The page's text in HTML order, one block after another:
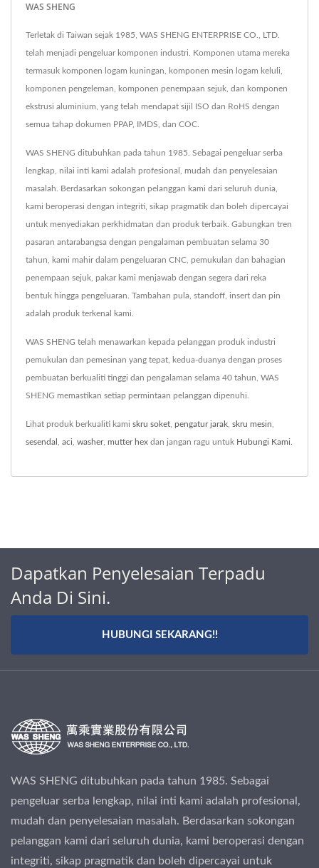
WAS SHENG
Terletak di Taiwan sejak 1985, WAS SHENG ENTERPRISE CO., LTD.
telah menjadi pengeluar komponen industri. Komponen utama mereka
termasuk komponen logam kuningan, komponen mesin logam keluli,
komponen pengeleman, komponen penempaan sejuk, dan komponen
ekstrusi aluminium, yang telah mendapat sijil ISO dan RoHS dengan
semua tahap dokumen PPAP, IMDS, dan COC.
WAS SHENG ditubuhkan pada tahun 1985. Sebagai pengeluar serba
lengkap, nilai inti kami adalah profesional, mudah dan penyelesaian
masalah. Berdasarkan sokongan pelanggan kami dari seluruh dunia,
kami beroperasi dengan integriti, sikap pragmatik dan boleh dipercayai
untuk menyediakan perkhidmatan dan produk terbaik. Gabungkan tren
pasaran antarabangsa dengan pengalaman pembuatan selama 30
tahun, kami mahir dalam pengeluaran CNC, pemukulan dan bahagian
penempaan sejuk, pakar kami menjawab dengan segera dari reka
bentuk hingga pengeluaran. Tambahan pula, standoff, insert dan pin
adalah produk terkenal kami.
WAS SHENG telah menawarkan kepada pelanggan produk industri
pemukulan dan pemesinan yang tepat, kedua-duanya dengan proses
pembuatan berkualiti tinggi dan pengalaman selama 40 tahun, WAS
SHENG memastikan setiap permintaan pelanggan dipenuhi.
Lihat produk berkualiti kami skru soket pengatur jarak skru mesin
sesendal aci washer, mutter hex dan jangan ragu untuk Hubungi Kami
Dapatkan Penyelesaian Terpadu
Anda Di Sini.
HUBUNGI SEKARANG!!
WAS SHENG ditubuhkan pada tahun 1985. Sebagai
pengeluar serba lengkap, nilai inti kami adalah profesional,
mudah dan penyelesaian masalah. Berdasarkan sokongan
pelanggan kami dari seluruh dunia, kami beroperasi dengan
integriti, sikap pragmatik dan boleh dipercayai untuk